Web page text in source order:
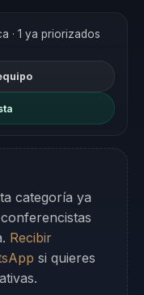
· 1 ya priorizados
categoría ya
Recibir
si quieres